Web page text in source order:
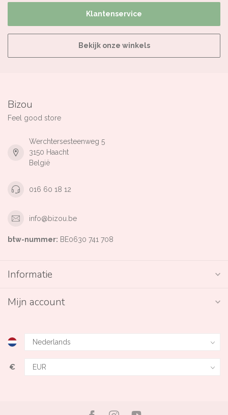
Klantenservice
Bekijk onze winkels
Bizou
Feel good store
Werchtersesteenweg 5
3150 Haacht
België
016 60 18 12
info@bizou.be
btw-nummer: BE0630 741 708
Informatie
Mijn account
€